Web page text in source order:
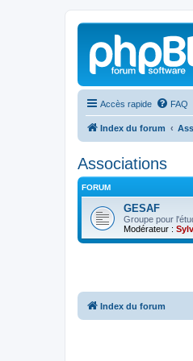
Accès rapide FAQ
Index du forum
Associations
FORUM
GESAF
Groupe pour
Modérateur :
Index du forum